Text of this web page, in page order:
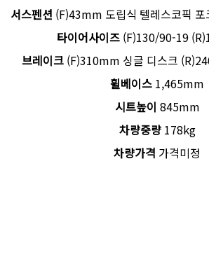
서스펜션 (F)43mm 도립식 텔레스코픽 포
타이어사이즈(F)130/90-19
브레이크(F)310mm 싱글 디스크
휠베이스 1,465mm
시트높이 845mm
차량중량178kg
차량가격 가격미정